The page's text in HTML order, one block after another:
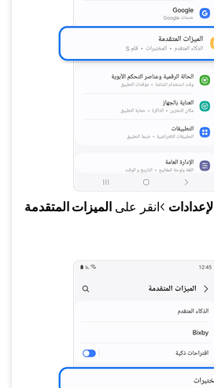
الإعدادات >انقر على الميزات المتقدمة